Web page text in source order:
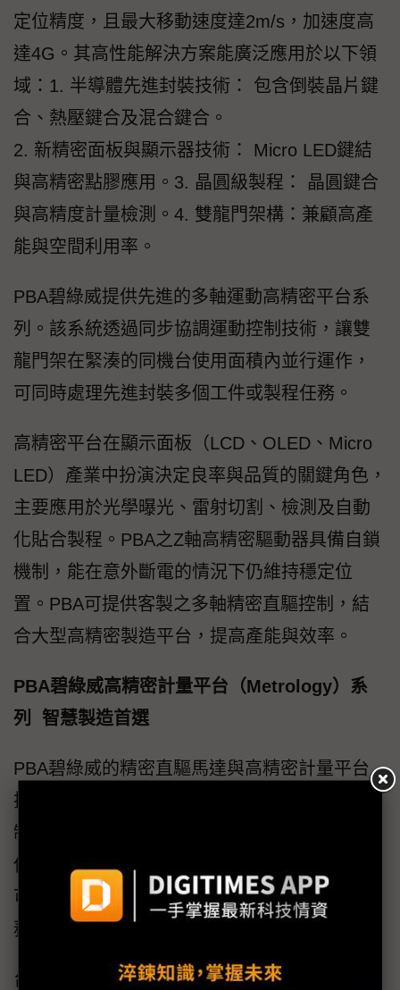
定位精度，且最大移動速度達2m/s，加速度高
達4G。其高性能解決方案能廣泛應用於以下領
域：1. 半導體先進封裝技術： 包含倒裝晶片鍵
合、熱壓鍵合及混合鍵合。
2. 新精密面板與顯示器技術： Micro LED鍵結
與高精密點膠應用。3. 晶圓級製程： 晶圓鍵合
與高精度計量檢測。4. 雙龍門架構：兼顧高產
能與空間利用率。
PBA碧綠威提供先進的多軸運動高精密平台系
列。該系統透過同步協調運動控制技術，讓雙
龍門架在緊湊的同機台使用面積內並行運作，
可同時處理先進封裝多個工件或製程任務。
高精密平台在顯示面板（LCD、OLED、Micro
LED）產業中扮演決定良率與品質的關鍵角色，
主要應用於光學曝光、雷射切割、檢測及自動
化貼合製程。PBA之Z軸高精密驅動器具備自鎖
機制，能在意外斷電的情況下仍維持穩定位
置。PBA可提供客製之多軸精密直驅控制，結
合大型高精密製造平台，提高產能與效率。
PBA碧綠威高精密計量平台（Metrology）系
列 智慧製造首選
PBA碧綠威的精密直驅馬達與高精密計量平台
技術，能精準對接各廠牌的檢測軟體與智慧控
制系統。透過穩定的奈米級物理運動控制，確
保監測數據與實際生產過程高度一致，PBA並
可提供客製化精密計量平台與驅動器設計服
務。
台灣PBA碧綠威自動化股份有限公司（PBA